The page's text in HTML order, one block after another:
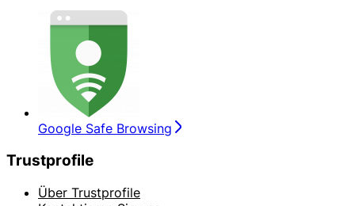
Google Safe Browsing
Trustprofile
Über Trustprofile